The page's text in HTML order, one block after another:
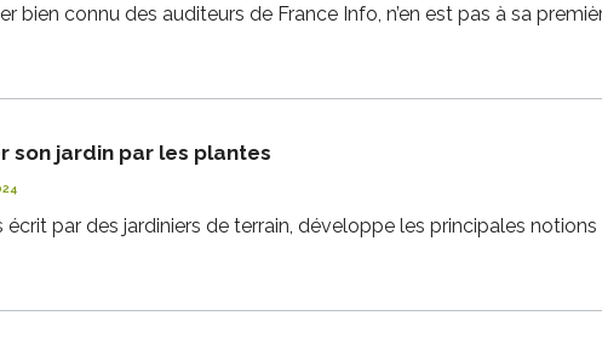
bien connu des auditeurs de France Info, n’en est pas à sa
son jardin par les plantes
écrit par des jardiniers de terrain, développe les principales